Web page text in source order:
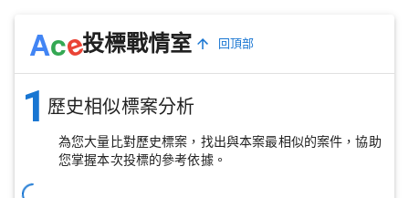
Ace投標戰情室 回頂部
1 歷史相似標案分析
為您大量比對歷史標案，找出與本案最相似的案件，協助
您掌握本次投標的參考依據。